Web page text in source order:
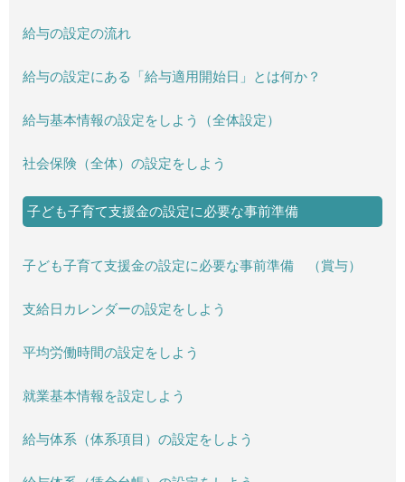
給与の設定の流れ
給与の設定にある「給与適用開始日」とは何か？
給与基本情報の設定をしよう（全体設定）
社会保険（全体）の設定をしよう
子ども子育て支援金の設定に必要な事前準備
子ども子育て支援金の設定に必要な事前準備 （賞与）
支給日カレンダーの設定をしよう
平均労働時間の設定をしよう
就業基本情報を設定しよう
給与体系（体系項目）の設定をしよう